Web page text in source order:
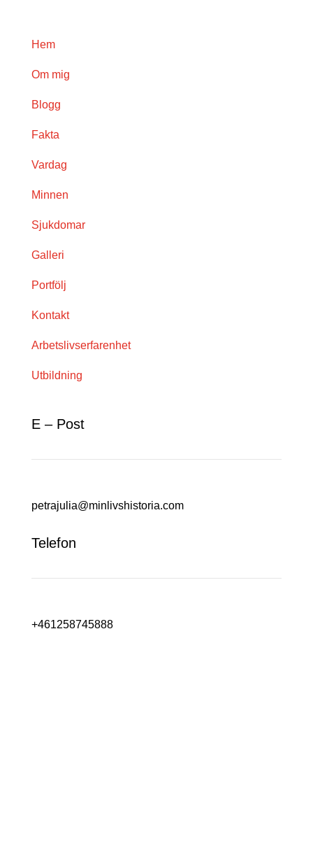
Hem
Om mig
Blogg
Fakta
Vardag
Minnen
Sjukdomar
Galleri
Portfölj
Kontakt
Arbetslivserfarenhet
Utbildning
E – Post
petrajulia@minlivshistoria.com
Telefon
+461258745888